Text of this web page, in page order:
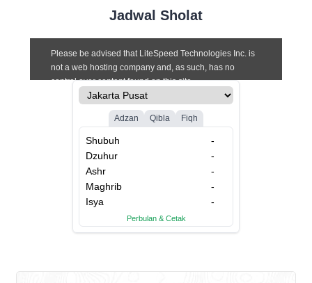
Jadwal Sholat